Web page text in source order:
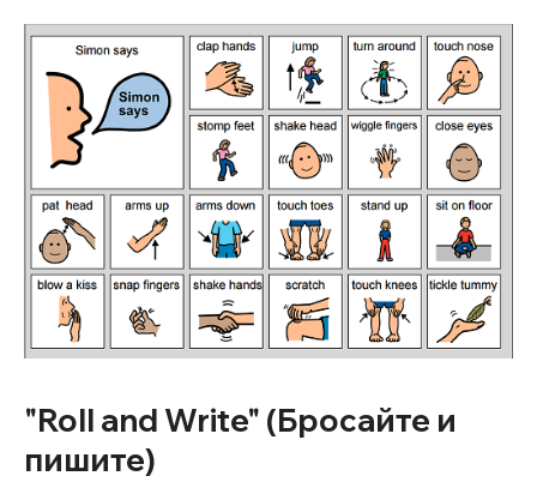
"Roll and Write" (Бросайте и
пишите)